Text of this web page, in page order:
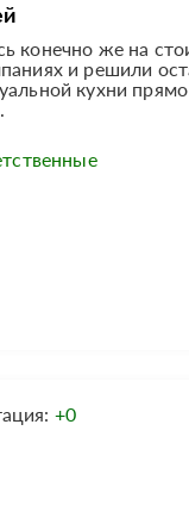
конечно же на
и решили
кухни
+0